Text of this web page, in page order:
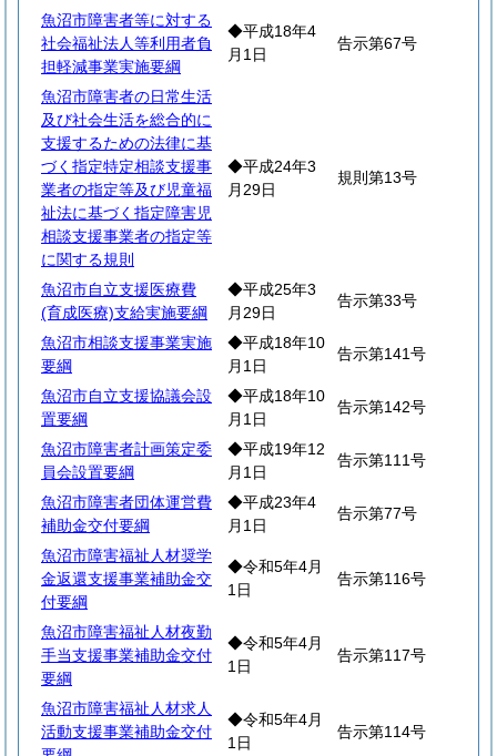
魚沼市障害者等に対する
社会福祉法人等利用者負
担軽減事業実施要綱
◆平成18年4
月1日
告示第67号
魚沼市障害者の日常生活
及び社会生活を総合的に
支援するための法律に基
づく指定特定相談支援事
業者の指定等及び児童福
祉法に基づく指定障害児
相談支援事業者の指定等
に関する規則
◆平成24年3
月29日
規則第13号
魚沼市自立支援医療費
(育成医療)支給実施要綱
◆平成25年3
月29日
告示第33号
魚沼市相談支援事業実施
要綱
◆平成18年10
月1日
告示第141号
魚沼市自立支援協議会設
置要綱
◆平成18年10
月1日
告示第142号
魚沼市障害者計画策定委
員会設置要綱
◆平成19年12
月1日
告示第111号
魚沼市障害者団体運営費
補助金交付要綱
◆平成23年4
月1日
告示第77号
魚沼市障害福祉人材奨学
金返還支援事業補助金交
付要綱
◆令和5年4月
1日
告示第116号
魚沼市障害福祉人材夜勤
手当支援事業補助金交付
要綱
◆令和5年4月
1日
告示第117号
魚沼市障害福祉人材求人
活動支援事業補助金交付
◆令和5年4月
1日
告示第114号